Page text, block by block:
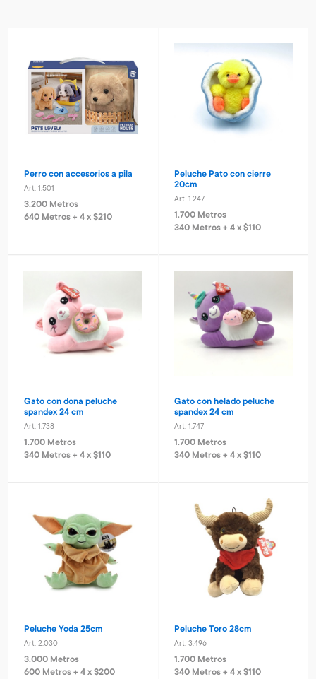
Perro con accesorios a pila
Art. 1.501
3.200 Metros
640 Metros + 4 x $210
Peluche Pato con cierre
20cm
Art. 1.247
1.700 Metros
340 Metros + 4 x $110
Gato con dona peluche
spandex 24 cm
Art. 1.738
1.700 Metros
340 Metros + 4 x $110
Gato con helado peluche
spandex 24 cm
Art. 1.747
1.700 Metros
340 Metros + 4 x $110
Peluche Yoda 25cm
Art. 2.030
3.000 Metros
600 Metros + 4 x $200
Peluche Toro 28cm
Art. 3.496
1.700 Metros
340 Metros + 4 x $110